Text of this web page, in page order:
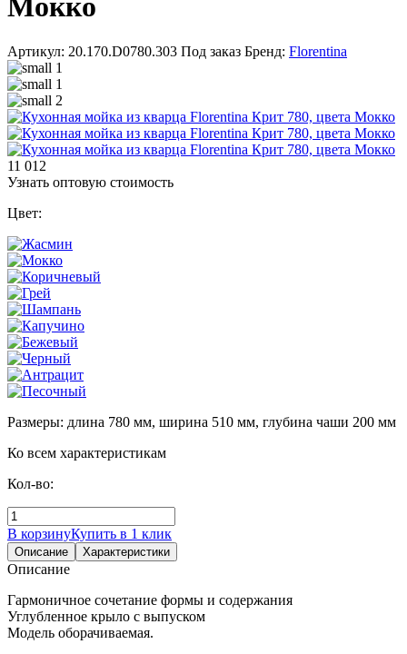
Мокко
Артикул: 20.170.D0780.303 Под заказ Бренд: Florentina
11 012
Узнать оптовую стоимость
Цвет:
Размеры: длина 780 мм, ширина 510 мм, глубина чаши 200 мм
Ко всем характеристикам
Кол-во:
В корзинуКупить в 1 клик
Описание Характеристики
Описание
Гармоничное сочетание формы и содержания
Углубленное крыло с выпуском
Модель оборачиваемая.